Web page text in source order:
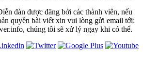
đàn được đăng bởi các thành viên, nếu
quyền bài viết xin vui lòng gửi email tới:
chúng tôi sẽ xử lý ngay khi có thể.